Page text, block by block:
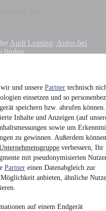
und unsere Partner technisch
einsetzen und so
speichern bzw. abrufen
Inhalte und Anzeigen (auf
sowie um
zu gewinnen. Außerdem
verbessern, Ihr
mit pseudonymisierten
Partner einen Datenabgleich zur
anbieten, ähnliche
auf einem Endgerät
Audi Leasing: Autos bei
finden